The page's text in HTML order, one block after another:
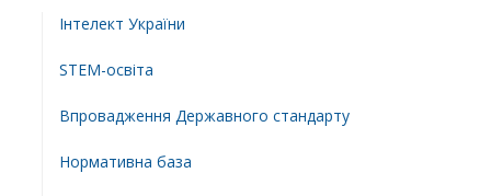
Інтелект України
STEM-освіта
Впровадження Державного стандарту
Нормативна база